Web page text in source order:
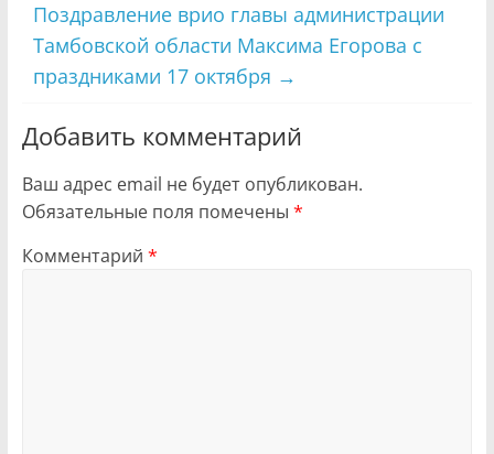
Поздравление врио главы администрации
Тамбовской области Максима Егорова с
праздниками 17 октября →
Добавить комментарий
Ваш адрес email не будет опубликован.
Обязательные поля помечены *
Комментарий *